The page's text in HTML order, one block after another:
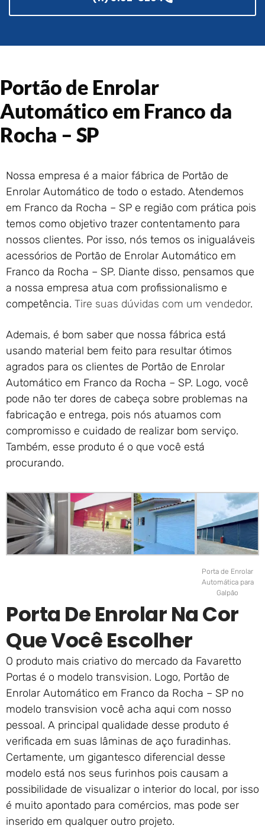
Portão de Garagem de
Enrolar em Petrópolis – RJ
Portão de Garagem de
Enrolar em Paraty – RJ
Enrolar em Nova Friburgo –
RJ
Portão de Enrolar
Automático em Franco da
Rocha – SP
Nossa empresa é a maior fábrica de Portão de
Enrolar Automático de todo o estado. Atendemos
em Franco da Rocha – SP e região com prática pois
temos como objetivo trazer contentamento para
nossos clientes. Por isso, nós temos os inigualáveis
acessórios de Portão de Enrolar Automático em
Franco da Rocha – SP. Diante disso, pensamos que
a nossa empresa atua com profissionalismo e
competência. Tire suas dúvidas com um vendedor.
Ademais, é bom saber que nossa fábrica está
usando material bem feito para resultar ótimos
agrados para os clientes de Portão de Enrolar
Automático em Franco da Rocha – SP. Logo, você
pode não ter dores de cabeça sobre problemas na
fabricação e entrega, pois nós atuamos com
compromisso e cuidado de realizar bom serviço.
Também, esse produto é o que você está
procurando.
Porta de Enrolar
Automática para
Galpão
Porta De Enrolar Na Cor
Que Você Escolher
O produto mais criativo do mercado da Favaretto
Portas é o modelo transvision. Logo, Portão de
Enrolar Automático em Franco da Rocha – SP no
modelo transvision você acha aqui com nosso
pessoal. A principal qualidade desse produto é
verificada em suas lâminas de aço furadinhas.
Certamente, um gigantesco diferencial desse
modelo está nos seus furinhos pois causam a
possibilidade de visualizar o interior do local, por isso
é muito apontado para comércios, mas pode ser
inserido em qualquer outro projeto.